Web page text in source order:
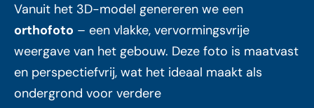
Vanuit het 3D-model genereren we een
orthofoto – een vlakke, vervormingsvrije
weergave van het gebouw. Deze foto is maatvast
en perspectiefvrij, wat het ideaal maakt als
ondergrond voor verdere